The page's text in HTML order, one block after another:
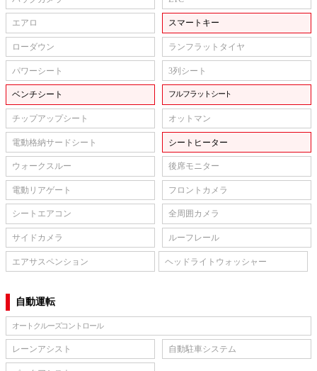
エアロ スマートキー
ローダウン ランフラットタイヤ
パワーシート 3列シート
ベンチシート フルフラットシート
チップアップシート オットマン
電動格納サードシート シートヒーター
ウォークスルー 後席モニター
電動リアゲート フロントカメラ
シートエアコン 全周囲カメラ
サイドカメラ ルーフレール
エアサスペンション ヘッドライトウォッシャー
自動運転
オートクルーズコントロール
レーンアシスト 自動駐車システム